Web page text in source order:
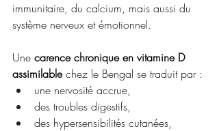
immunitaire, du calcium, mais aussi du
système nerveux et émotionnel.
Une carence chronique en vitamine D
assimilable chez le Bengal se traduit par :
une nervosité accrue,
des troubles digestifs,
des hypersensibilités cutanées,